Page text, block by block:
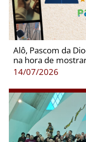
Alô, Pascom da
na hora de
14/07/2026